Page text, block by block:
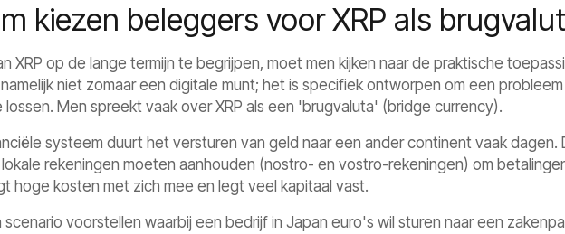
kiezen beleggers voor XRP als
XRP op de lange termijn te begrijpen, moet men kijken naar de praktische
niet zomaar een digitale munt; het is specifiek ontworpen om een
Men spreekt vaak over XRP als een 'brugvaluta' (bridge currency).
systeem duurt het versturen van geld naar een ander continent vaak dagen.
rekeningen moeten aanhouden (nostro- en vostro-rekeningen) om
hoge kosten met zich mee en legt veel kapitaal vast.
scenario voorstellen waarbij een bedrijf in Japan euro's wil sturen naar een